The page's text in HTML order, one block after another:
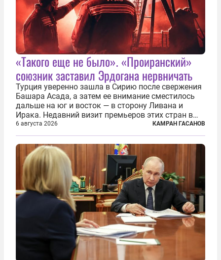
«Такого еще не было». «Проиранский»
союзник заставил Эрдогана нервничать
Турция уверенно зашла в Сирию после свержения
Башара Асада, а затем ее внимание сместилось
дальше на юг и восток — в сторону Ливана и
Ирака. Недавний визит премьеров этих стран в
Анкару, договоры об участии турецкой компании
TPAO в разработке нефти иракского Киркука и
«Дороги развития» подтверждают...
6 августа 2026 КАМРАН ГАСАНОВ